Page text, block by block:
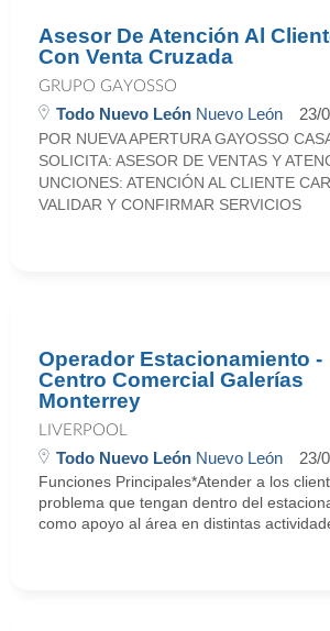
Asesor De Atención Al
Con Venta Cruzada
GRUPO GAYOSSO
Todo Nuevo León Nuevo León 23/
POR NUEVA APERTURA GAYOSSO
SOLICITA: ASESOR DE VENTAS Y
UNCIONES: ATENCIÓN AL CLIENTE
VALIDAR Y CONFIRMAR SERVICIOS
Operador Estacionamiento -
Centro Comercial Galerías
Monterrey
LIVERPOOL
Todo Nuevo León Nuevo León 23/
Funciones Principales*Atender a los
problema que tengan dentro del
como apoyo al área en distintas